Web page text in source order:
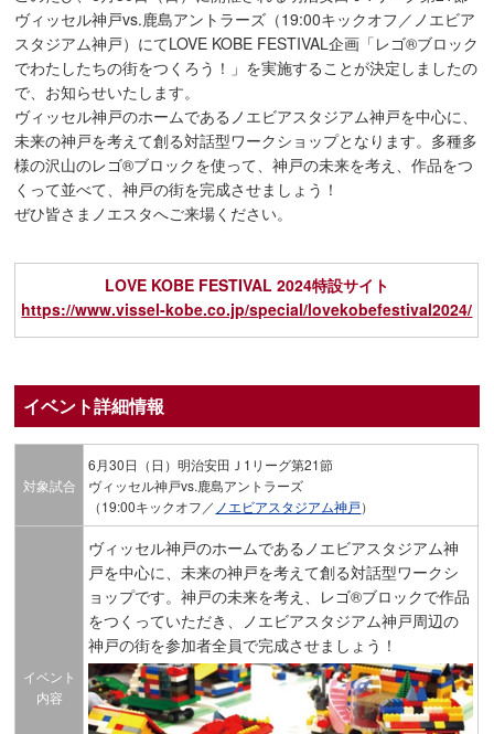
ヴィッセル神戸vs.鹿島アントラーズ（19:00キックオフ／ノエビア
スタジアム神戸）にてLOVE KOBE FESTIVAL企画「レゴ®ブロック
でわたしたちの街をつくろう！」を実施することが決定しましたの
で、お知らせいたします。
ヴィッセル神戸のホームであるノエビアスタジアム神戸を中心に、
未来の神戸を考えて創る対話型ワークショップとなります。多種多
様の沢山のレゴ®ブロックを使って、神戸の未来を考え、作品をつ
くって並べて、神戸の街を完成させましょう！
ぜひ皆さまノエスタへご来場ください。
LOVE KOBE FESTIVAL 2024特設サイト
https://www.vissel-kobe.co.jp/special/lovekobefestival2024/
イベント詳細情報
対象試合
6月30日（日）明治安田Ｊ1リーグ第21節
ヴィッセル神戸vs.鹿島アントラーズ
（19:00キックオフ／ ノエビアスタジアム神戸）
イベント
内容
ヴィッセル神戸のホームであるノエビアスタジアム神
戸を中心に、未来の神戸を考えて創る対話型ワークシ
ョップです。神戸の未来を考え、レゴ®ブロックで作品
をつくっていただき、ノエビアスタジアム神戸周辺の
神戸の街を参加者全員で完成させましょう！